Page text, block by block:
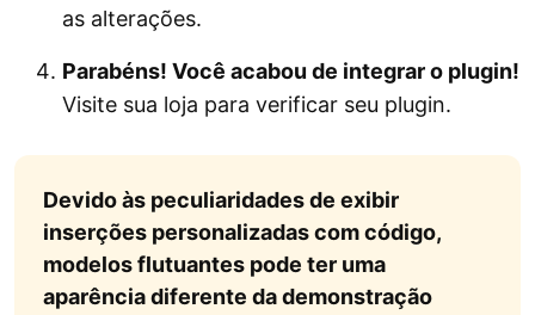
as alterações.
Parabéns! Você acabou de integrar o plugin!
Visite sua loja para verificar seu plugin.
Devido às peculiaridades de exibir
inserções personalizadas com código,
modelos flutuantes pode ter uma
aparência diferente da demonstração